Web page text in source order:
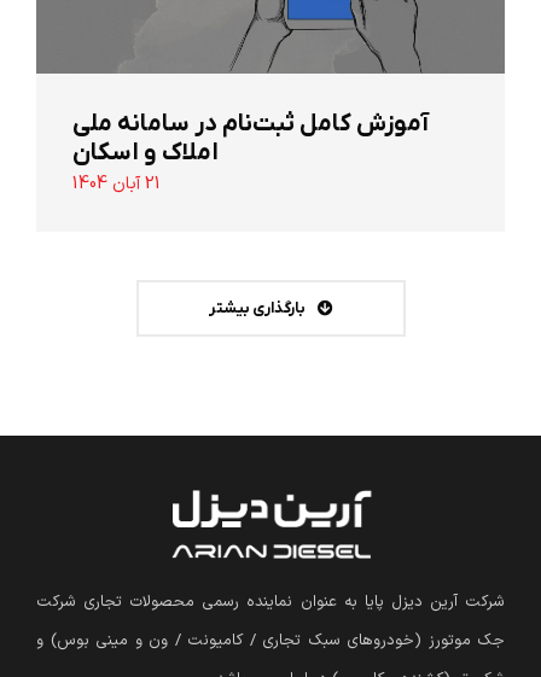
آموزش کامل ثبت‌نام در سامانه ملی
املاک و اسکان
21 آبان 1404
بارگذاری بیشتر
شرکت آرین دیزل پایا به عنوان نماینده رسمی محصولات تجاری شرکت
جک موتورز (خودروهای سبک تجاری / کامیونت / ون و مینی بوس) و